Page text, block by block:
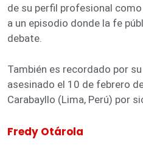
de su perfil profesional
a un episodio donde la fe
debate.
También es recordado por
asesinado el 10 de febrero
Carabayllo (Lima, Perú) por
Fredy Otárola